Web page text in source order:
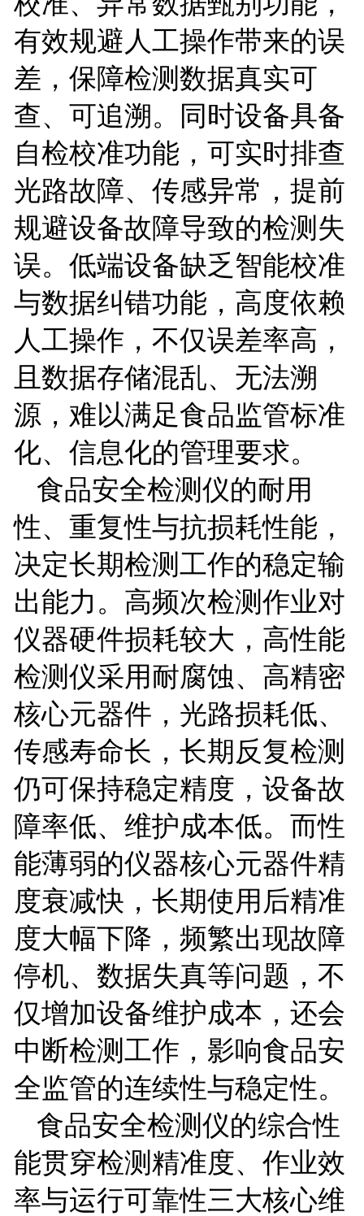
有效规避人工操作带来的误
差，保障检测数据真实可
查、可追溯。同时设备具备
自检校准功能，可实时排查
光路故障、传感异常，提前
规避设备故障导致的检测失
误。低端设备缺乏智能校准
与数据纠错功能，高度依赖
人工操作，不仅误差率高，
且数据存储混乱、无法溯
源，难以满足食品监管标准
化、信息化的管理要求。
食品安全检测仪的耐用
性、重复性与抗损耗性能，
决定长期检测工作的稳定输
出能力。高频次检测作业对
仪器硬件损耗较大，高性能
检测仪采用耐腐蚀、高精密
核心元器件，光路损耗低、
传感寿命长，长期反复检测
仍可保持稳定精度，设备故
障率低、维护成本低。而性
能薄弱的仪器核心元器件精
度衰减快，长期使用后精准
度大幅下降，频繁出现故障
停机、数据失真等问题，不
仅增加设备维护成本，还会
中断检测工作，影响食品安
全监管的连续性与稳定性。
食品安全检测仪的综合性
能贯穿检测精准度、作业效
率与运行可靠性三大核心维